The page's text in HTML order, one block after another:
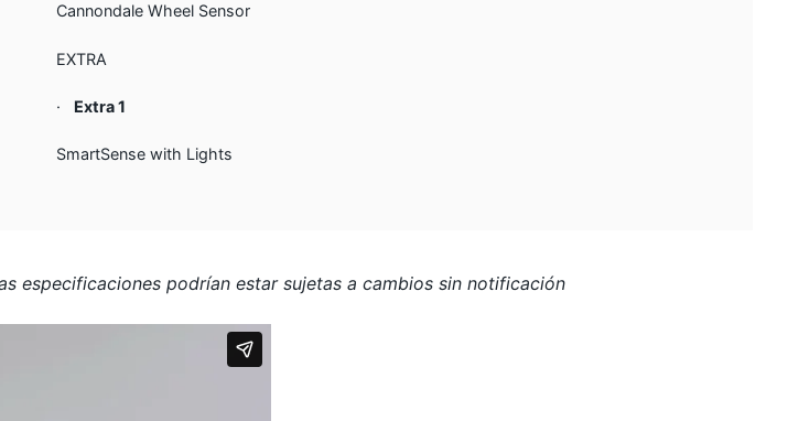
Cannondale Wheel Sensor
EXTRA
· Extra 1
SmartSense with Lights
especificaciones podrían estar sujetas a cambios sin notificación